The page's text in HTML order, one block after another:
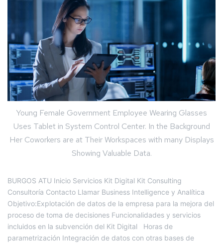
Young Female Government Employee Wearing Glasses
Uses Tablet in System Control Center. In the Background
Her Coworkers are at Their Workspaces with many Displays
Showing Valuable Data.
BURGOS ATU Inicio Servicios Kit Digital Kit Consulting
Consultoría Contacto Llamar Business Intelligence y Analítica
Objetivo:Explotación de datos de la empresa para la mejora del
proceso de toma de decisiones Funcionalidades y servicios
incluidos en la subvención del Kit Digital Horas de
parametrización Integración de datos con otras bases de